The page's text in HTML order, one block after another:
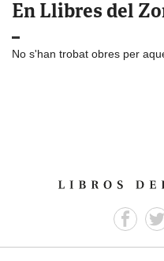
En Llibres del
No s'han trobat obres per